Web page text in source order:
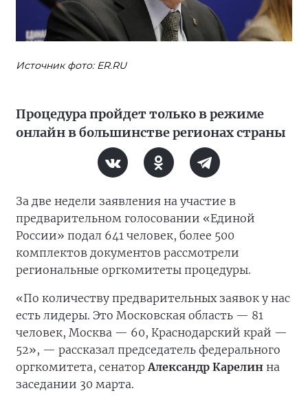
Источник фото: ER.RU
Процедура пройдет только в режиме
онлайн в большинстве регионах страны
За две недели заявления на участие в
предварительном голосовании «Единой
России» подал 641 человек, более 500
комплектов документов рассмотрели
региональные оргкомитеты процедуры.
«По количеству предварительных заявок у нас
есть лидеры. Это Московская область — 81
человек, Москва — 60, Краснодарский край —
52», — рассказал председатель федерального
оргкомитета, сенаторАлександр Карелин на
заседании 30 марта.